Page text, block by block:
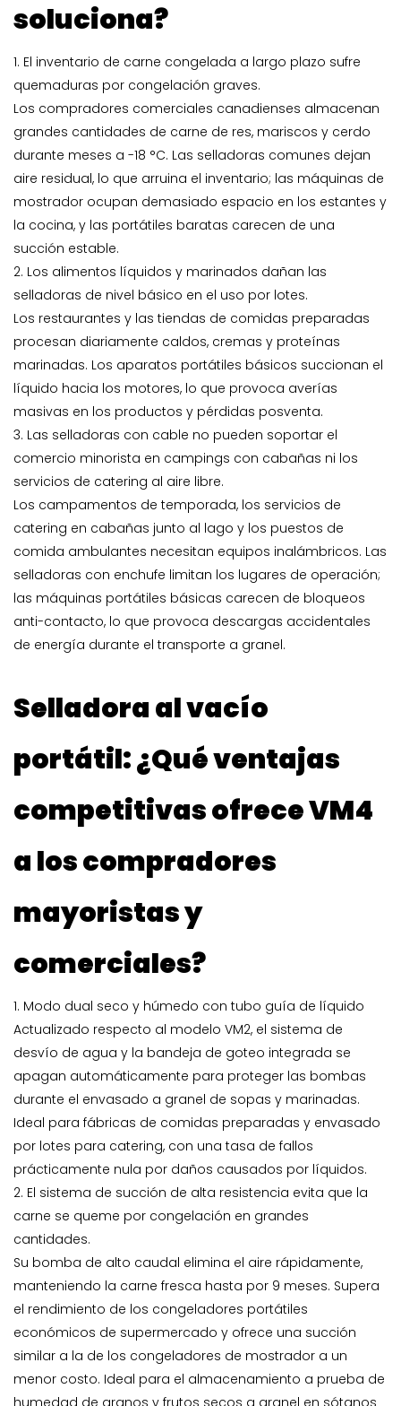
soluciona?
1. El inventario de carne congelada a largo plazo sufre
quemaduras por congelación graves.
Los compradores comerciales canadienses almacenan
grandes cantidades de carne de res, mariscos y cerdo
durante meses a -18 °C. Las selladoras comunes dejan
aire residual, lo que arruina el inventario; las máquinas de
mostrador ocupan demasiado espacio en los estantes y
la cocina, y las portátiles baratas carecen de una
succión estable.
2. Los alimentos líquidos y marinados dañan las
selladoras de nivel básico en el uso por lotes.
Los restaurantes y las tiendas de comidas preparadas
procesan diariamente caldos, cremas y proteínas
marinadas. Los aparatos portátiles básicos succionan el
líquido hacia los motores, lo que provoca averías
masivas en los productos y pérdidas posventa.
3. Las selladoras con cable no pueden soportar el
comercio minorista en campings con cabañas ni los
servicios de catering al aire libre.
Los campamentos de temporada, los servicios de
catering en cabañas junto al lago y los puestos de
comida ambulantes necesitan equipos inalámbricos. Las
selladoras con enchufe limitan los lugares de operación;
las máquinas portátiles básicas carecen de bloqueos
anti-contacto, lo que provoca descargas accidentales
de energía durante el transporte a granel.
Selladora al vacío
portátil: ¿Qué ventajas
competitivas ofrece VM4
a los compradores
mayoristas y
comerciales?
1. Modo dual seco y húmedo con tubo guía de líquido
Actualizado respecto al modelo VM2, el sistema de
desvío de agua y la bandeja de goteo integrada se
apagan automáticamente para proteger las bombas
durante el envasado a granel de sopas y marinadas.
Ideal para fábricas de comidas preparadas y envasado
por lotes para catering, con una tasa de fallos
prácticamente nula por daños causados ​​por líquidos.
2. El sistema de succión de alta resistencia evita que la
carne se queme por congelación en grandes
cantidades.
Su bomba de alto caudal elimina el aire rápidamente,
manteniendo la carne fresca hasta por 9 meses. Supera
el rendimiento de los congeladores portátiles
económicos de supermercado y ofrece una succión
similar a la de los congeladores de mostrador a un
menor costo. Ideal para el almacenamiento a prueba de